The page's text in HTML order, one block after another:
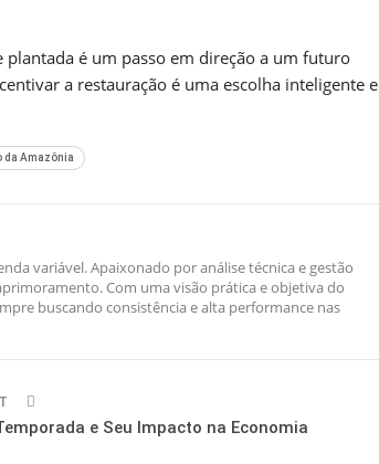
plantada é um passo em direção a um futuro
a restauração é uma escolha inteligente e
da Amazônia
variável. Apaixonado por análise técnica e gestão
Com uma visão prática e objetiva do
buscando consistência e alta performance nas
e Seu Impacto na Economia